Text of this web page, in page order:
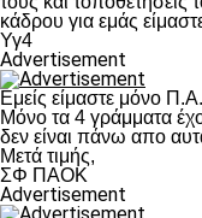
κάδρου για εμάς
Υγ4
Advertisement
Εμείς είμαστε μόνο
Μόνο τα 4 γράμματα
δεν είναι πάνω απο
Μετά τιμής,
ΣΦ ΠΑΟΚ
Advertisement